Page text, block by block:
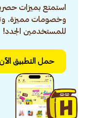
استمتع بميزات
وخصومات مميزة.
للمستخدمين الجدد!
حمل التطبيق